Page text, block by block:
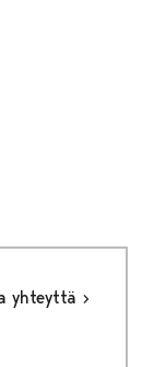
yhteyttä